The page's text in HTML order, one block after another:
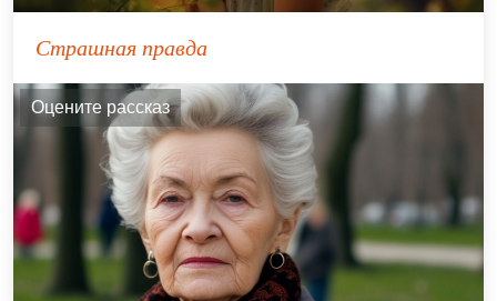
Страшная правда
Оцените рассказ